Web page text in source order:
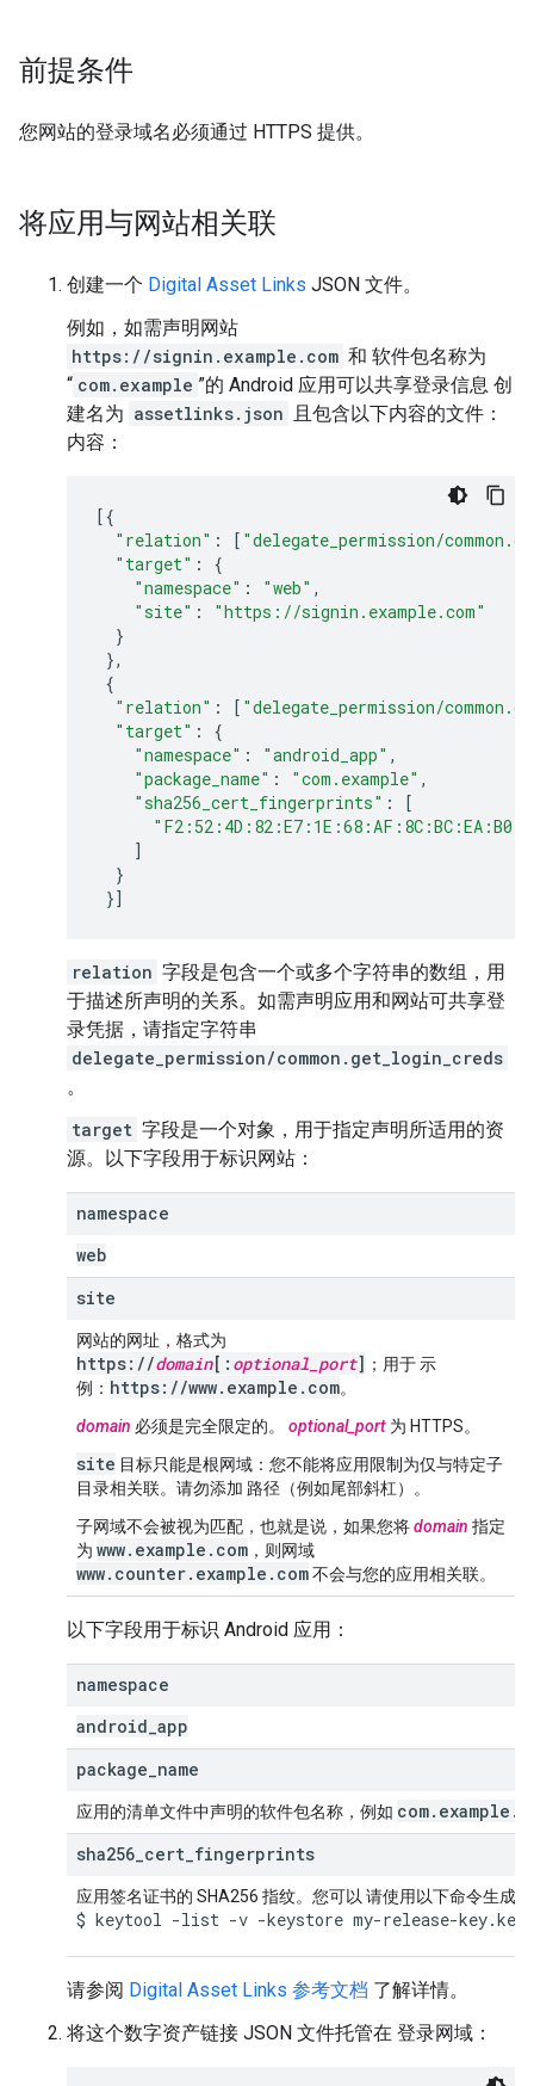
前提条件
您网站的登录域名必须通过 HTTPS 提供。
将应用与网站相关联
创建一个 Digital Asset Links JSON 文件。
例如，如需声明网站
https://signin.example.com 和 软件包名称为
“ com.example ”的 Android 应用可以共享登录信息 创
建名为 assetlinks.json
且包含以下内容的文件：
内容：
[{
"relation" : [ "delegate_permission/
"target" :
{
"namespace" : "web" ,
"site" :
"https://signin.example.com"
}
},
{
"relation" : [ "delegate_permission/
"target" :
{
"namespace" : "android_app" ,
"package_name" : "com.example" ,
"sha256_cert_fingerprints" :
[
]
}
}]
relation 字段是包含一个或多个字符串的数组，用
于描述所声明的关系。如需声明应用和网站可共享登
录凭据，请指定字符串
delegate_permission/common.get_login_creds
。
target 字段是一个对象，用于指定声明所适用的资
源。以下字段用于标识网站：
namespace
web
site
网站的网址，格式为
https://domain[: optional_port] ；用于 示
例： https://www.example.com。
domain 必须是完全限定的。 optional_port 为 HTTPS。
site 目标只能是根网域：您不能将应用限制为仅与特定子
目录相关联。请勿添加 路径（例如尾部斜杠）。
子网域不会被视为匹配，也就是说，如果您将domain 指定
为 www.example.com ，则网域
www.counter.example.com不会与您的应用相关联。
以下字段用于标识 Android 应用：
namespace
android app
package name
应用的清单文件中声明的软件包名称，例如 com. example .
sha256 cert fingerprints
应用签名证书的 SHA256 指纹。您可以 请使用以下命令生成
$ keytool -list -v -keystore my-release-
请参阅 Digital Asset Links 参考文档 了解详情。
将这个数字资产链接 JSON 文件托管在 登录网域：